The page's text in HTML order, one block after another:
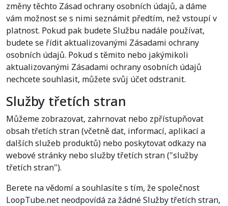
změny těchto Zásad ochrany osobních údajů, a dáme
vám možnost se s nimi seznámit předtím, než vstoupí v
platnost. Pokud pak budete Službu nadále používat,
budete se řídit aktualizovanými Zásadami ochrany
osobních údajů. Pokud s těmito nebo jakýmikoli
aktualizovanými Zásadami ochrany osobních údajů
nechcete souhlasit, můžete svůj účet odstranit.
Služby třetích stran
Můžeme zobrazovat, zahrnovat nebo zpřístupňovat
obsah třetích stran (včetně dat, informací, aplikací a
dalších služeb produktů) nebo poskytovat odkazy na
webové stránky nebo služby třetích stran ("služby
třetích stran").
Berete na vědomí a souhlasíte s tím, že společnost
LoopTube.net neodpovídá za žádné Služby třetích stran,